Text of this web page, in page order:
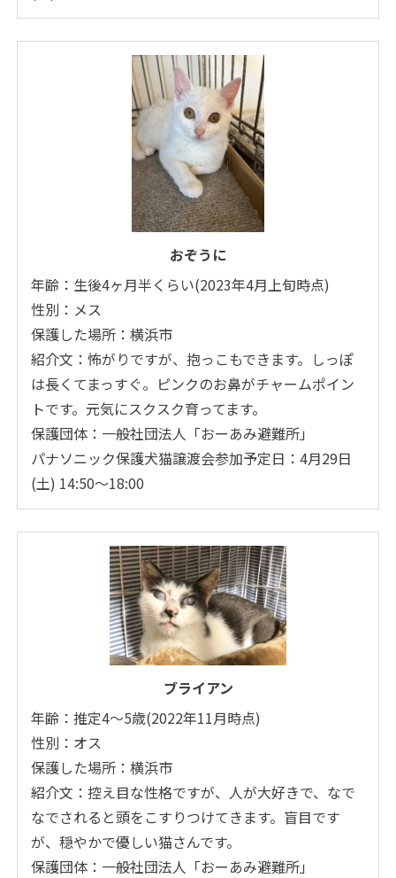
おぞうに
年齢：生後4ヶ月半くらい(2023年4月上旬時点)
性別：メス
保護した場所：横浜市
紹介文：怖がりですが、抱っこもできます。しっぽ
は長くてまっすぐ。ピンクのお鼻がチャームポイン
トです。元気にスクスク育ってます。
保護団体：一般社団法人「おーあみ避難所」
パナソニック保護犬猫譲渡会参加予定日：4月29日
(土) 14:50～18:00
ブライアン
年齢：推定4〜5歳(2022年11月時点)
性別：オス
保護した場所：横浜市
紹介文：控え目な性格ですが、人が大好きで、なで
なでされると頭をこすりつけてきます。盲目です
が、穏やかで優しい猫さんです。
保護団体：一般社団法人「おーあみ避難所」